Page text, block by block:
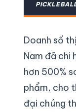
Doanh số
Nam đã chi
hơn 500%
phẩm, cho
đại chúng